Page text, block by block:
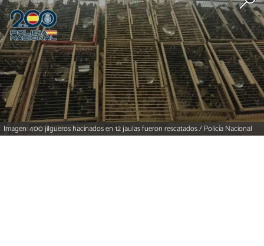
Imagen: 400 jilgueros hacinados en 12 jaulas fueron rescatados / Policía Nacional